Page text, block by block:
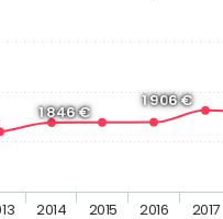
1 846 €
1 906 €
2014 2015 2016 2017